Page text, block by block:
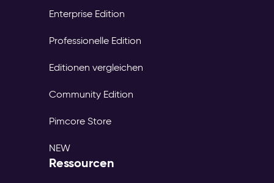
Enterprise Edition
Professionelle Edition
Editionen vergleichen
Community Edition
Pimcore Store
NEW
Ressourcen